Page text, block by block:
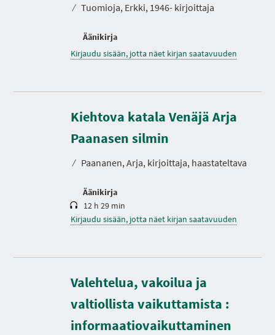
⁄ Tuomioja, Erkki, 1946- kirjoittaja
Äänikirja
Kirjaudu sisään, jotta näet kirjan saatavuuden
Kiehtova katala Venäjä Arja
Paanasen silmin
⁄ Paananen, Arja, kirjoittaja, haastateltava
Äänikirja
K
e
s
t
12 h 29 min
Kirjaudu sisään, jotta näet kirjan saatavuuden
Valehtelua, vakoilua ja
valtiollista vaikuttamista :
informaatiovaikuttaminen